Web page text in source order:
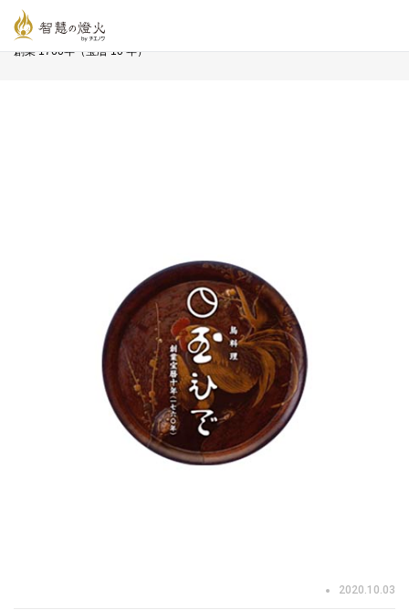
智慧の燈火オンライン
創業 1760年（宝暦 10 年）
2020.10.03